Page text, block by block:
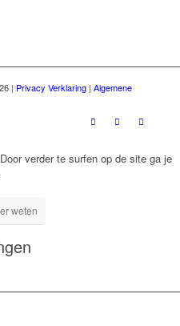
| Privacy Verklaring| Algemene
verder te surfen op de site ga je
weten